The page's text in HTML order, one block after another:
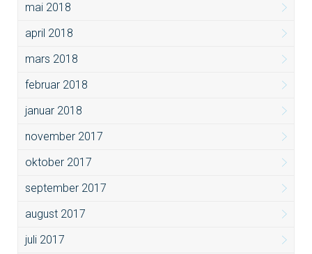
mai 2018
april 2018
mars 2018
februar 2018
januar 2018
november 2017
oktober 2017
september 2017
august 2017
juli 2017